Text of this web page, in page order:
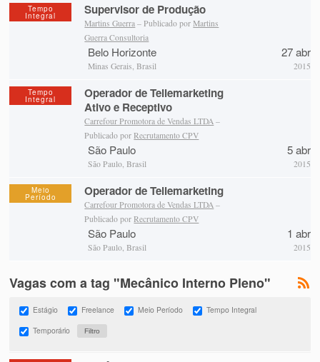
Tempo
Integral Supervisor de Produção
Martins Guerra – Publicado porMartins
Guerra Consultoria
Belo Horizonte
Minas Gerais, Brasil
27 abr
2015
Tempo
Integral
Operador de Tellemarketing
Ativo e Receptivo
Carrefour Promotora de Vendas LTDA –
Publicado porRecrutamento CPV
São Paulo
São Paulo, Brasil
5 abr
2015
Meio
Período Operador de Tellemarketing
Carrefour Promotora de Vendas LTDA –
Publicado porRecrutamento CPV
São Paulo
São Paulo, Brasil
1 abr
2015
Vagas com a tag "Mecânico Interno Pleno"
Estágio Freelance Meio Período
Tempo Integral
Temporário